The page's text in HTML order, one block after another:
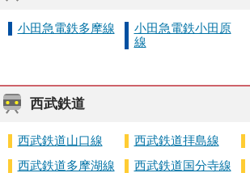
小田急電鉄多摩線
小田急電鉄小田原
線
西武鉄道
西武鉄道山口線 西武鉄道拝島線
西武鉄道多摩湖線
西武鉄道国分寺線